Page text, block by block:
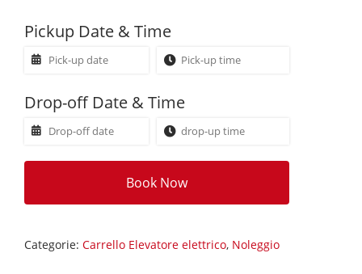
Pickup Date & Time
Drop-off Date & Time
Book Now
Categorie: Carrello Elevatore elettrico, Noleggio